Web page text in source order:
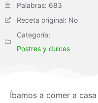
Palabras: 683
Receta original: No
Categoría:
Postres y dulces
Íbamos a comer a